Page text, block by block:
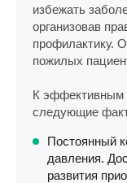
избежать
организовав
профилактику.
пожилых
К эффективным
следующие
Постоянный
давления.
развития